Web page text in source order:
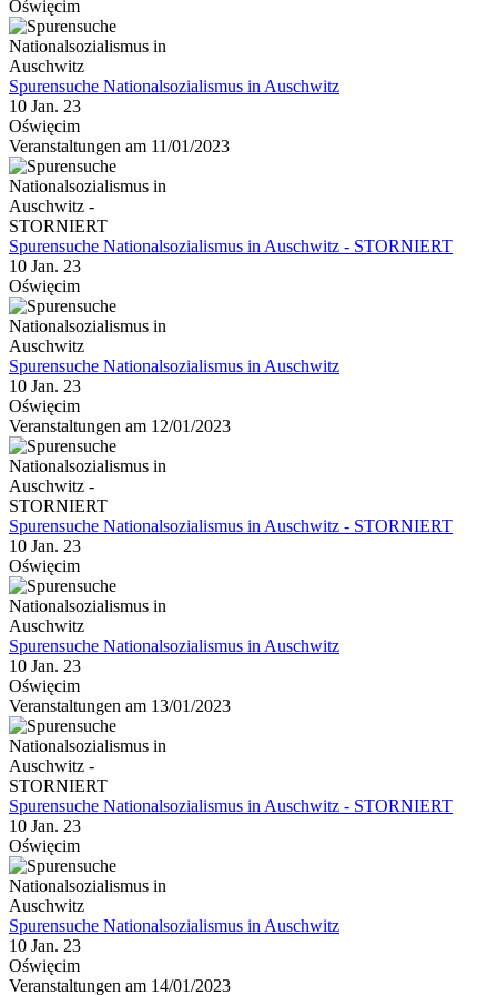
Oświęcim
Spurensuche Nationalsozialismus in Auschwitz
10 Jan. 23
Oświęcim
Veranstaltungen am 11/01/2023
Spurensuche Nationalsozialismus in Auschwitz - STORNIERT
10 Jan. 23
Oświęcim
Spurensuche Nationalsozialismus in Auschwitz
10 Jan. 23
Oświęcim
Veranstaltungen am 12/01/2023
Spurensuche Nationalsozialismus in Auschwitz - STORNIERT
10 Jan. 23
Oświęcim
Spurensuche Nationalsozialismus in Auschwitz
10 Jan. 23
Oświęcim
Veranstaltungen am 13/01/2023
Spurensuche Nationalsozialismus in Auschwitz - STORNIERT
10 Jan. 23
Oświęcim
Spurensuche Nationalsozialismus in Auschwitz
10 Jan. 23
Oświęcim
Veranstaltungen am 14/01/2023